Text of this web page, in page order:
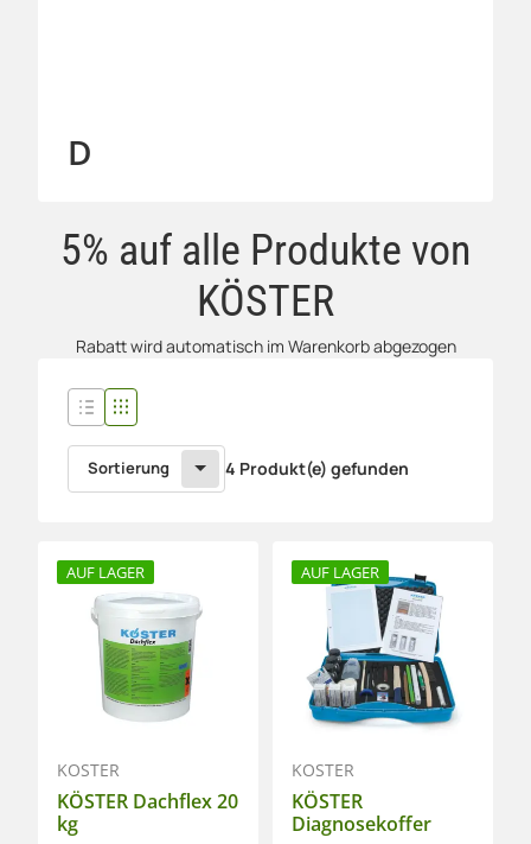
D
5% auf alle Produkte von
KÖSTER
Rabatt wird automatisch im Warenkorb abgezogen
Sortierung 4 Produkt(e) gefunden
AUF LAGER
KÖSTER
KÖSTER Dachflex 20
kg
AUF LAGER
KÖSTER
KÖSTER
Diagnosekoffer